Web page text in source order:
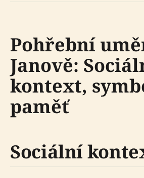
Pohřební
Janově:
kontext,
paměť
Sociální